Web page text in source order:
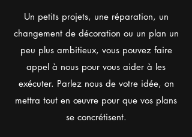
Un petits projets, une réparation, un
changement de décoration ou un plan un
peu plus ambitieux, vous pouvez faire
appel à nous pour vous aider à les
exécuter. Parlez nous de votre idée, on
mettra tout en œuvre pour que vos plans
se concrétisent.